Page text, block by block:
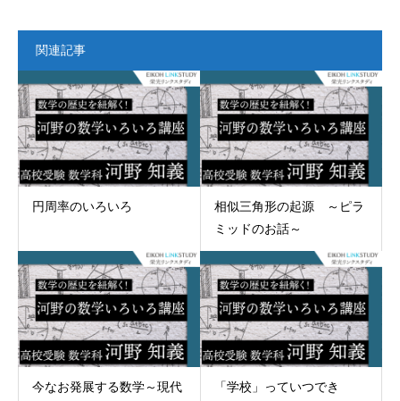
関連記事
円周率のいろいろ
相似三角形の起源 ～ピラ
ミッドのお話～
今なお発展する数学～現代
「学校」っていつでき